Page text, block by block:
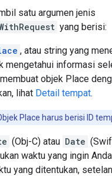
satu argumen jenis
yang berisi:
, atau string yang
mengetahui informasi
objek Place
lihat Detail tempat.
Place harus berisi ID
(Obj-C) atau Date
waktu yang ingin
yang ditentukan,